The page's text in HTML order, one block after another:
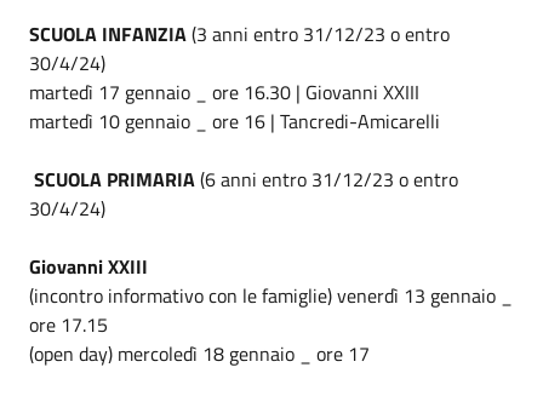
SCUOLA INFANZIA(3 anni entro 31/12/23 o entro
30/4/24)
martedì 17 gennaio _ ore 16.30 | Giovanni XXIII
martedì 10 gennaio _ ore 16 | Tancredi-Amicarelli
SCUOLA PRIMARIA(6 anni entro 31/12/23 o entro
30/4/24)
Giovanni XXIII
(incontro informativo con le famiglie) venerdì 13 gennaio _
ore 17.15
(open day) mercoledì 18 gennaio _ ore 17